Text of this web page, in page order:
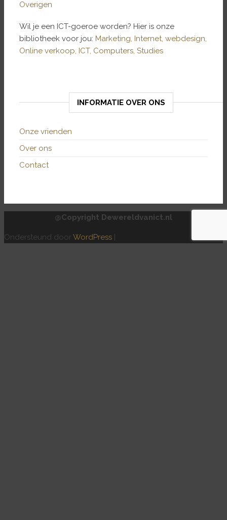
Overigen
Wil je een ICT-goeroe worden? Hier is onze
bibliotheek voor jou: Marketing, Internet, webdesign,
Online verkoop, ICT, Computers, Studies
INFORMATIE OVER ONS
Onze vrienden
Over ons
Contact
@Copyright Dewereldvanict.nl
Ondersteund doorWordPress